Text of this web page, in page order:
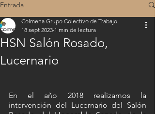
Entrada
HSN Salón Rosado,
Lucernario
Colmena Grupo Colectivo de Trabajo
18 sept 2023 1 min de lectura
En el año 2018 realizamos la
intervención del Lucernario del Salón